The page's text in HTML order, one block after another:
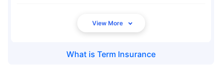
What is Term Insurance
₹ 1,376/माह*